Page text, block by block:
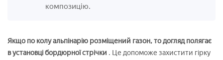
композицію.
Якщо по колу альпінарію розміщений газон, то догляд полягає
в установці бордюрної стрічки . Це допоможе захистити гірку